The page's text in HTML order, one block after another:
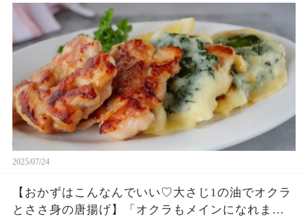
ので火の通りが早く食べやすい!「まるめし」
2025/07/24
【おかずはこんなんでいい♡大さじ1の油でオクラ
とささ身の唐揚げ】「オクラもメインになれます